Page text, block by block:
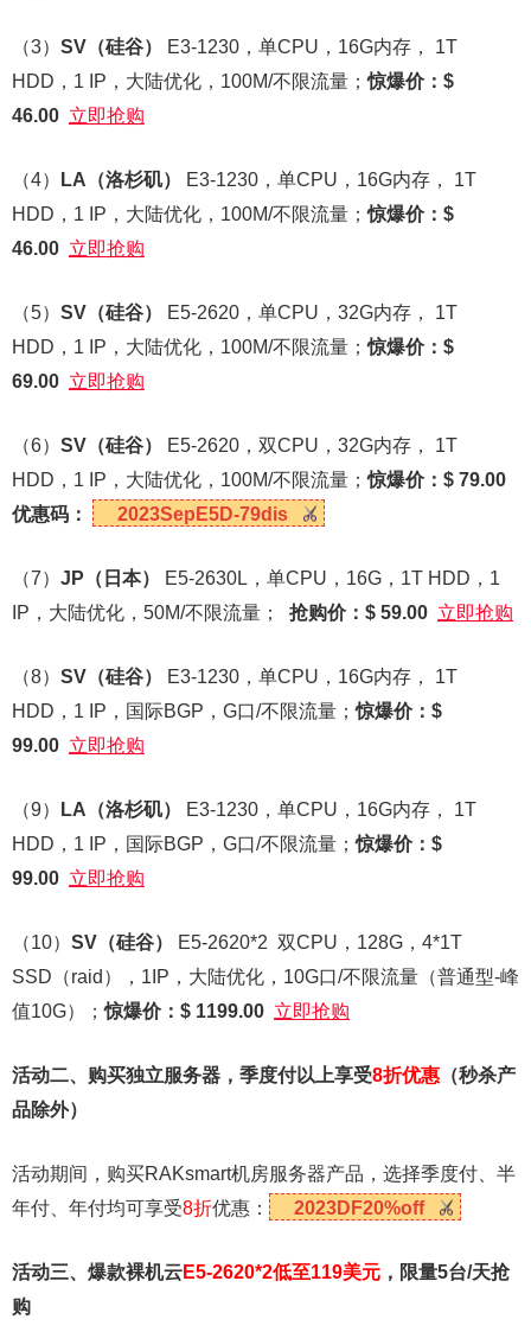
（3） SV （硅谷）
E3-1230，单CPU，16G内存， 1T
HDD，1 IP，大陆优化，100M/不限流量；惊爆价：$
46.00 立即抢购
（4） LA （洛杉矶）
E3-1230，单CPU，16G内存， 1T
HDD，1 IP，大陆优化，100M/不限流量；惊爆价：$
46.00 立即抢购
（5） SV （硅谷）
E5-2620，单CPU，32G内存， 1T
HDD，1 IP，大陆优化，100M/不限流量；惊爆价：$
69.00 立即抢购
（6） SV （硅谷）
E5-2620，双CPU，32G内存， 1T
HDD，1 IP，大陆优化，100M/不限流量；惊爆价：$ 79.00
优惠码：
2023SepE5D-79dis
（7） JP （日本）
E5-2630L，单CPU，16G，1T HDD，1
IP，大陆优化，50M/不限流量； 抢购价：$ 59.00 立即抢购
（8） SV （硅谷）
E3-1230，单CPU，16G内存， 1T
HDD，1 IP，国际BGP，G口/不限流量；惊爆价：$
99.00 立即抢购
（9） LA （洛杉矶）
E3-1230，单CPU，16G内存， 1T
HDD，1 IP，国际BGP，G口/不限流量；惊爆价：$
99.00 立即抢购
（10） SV （硅谷）
E5-2620*2 双CPU，128G，4*1T
SSD（raid），1IP，大陆优化，10G口/不限流量（普通型-峰
值10G）；惊爆价：$ 1199.00 立即抢购
活动二、购买独立服务器，季度付以上享受8折优惠 （秒杀产
品除外）
活动期间，购买RAKsmart机房服务器产品，选择季度付、半
年付、年付均可享受8折优惠： 2023DF20%off
活动三、爆款裸机云E5-2620*2低至119美元 ，限量5台/天抢
购